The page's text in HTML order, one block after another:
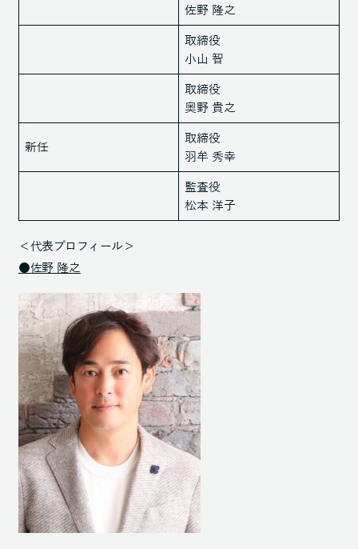
佐野 隆之
取締役
小山 智
取締役
奥野 貴之
新任
取締役
羽牟 秀幸
監査役
松本 洋子
＜代表プロフィール＞
●佐野 隆之